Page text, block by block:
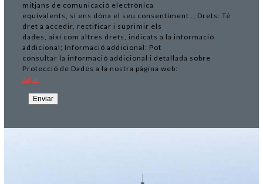
mitjans de comunicació electrònica
equivalents, si ens dóna el seu consentiment .; Drets: Té
dret a accedir, rectificar i suprimir els
dades, així com altres drets, indicats a la informació
addicional; Informació addicional: Pot
consultar la informació addicional i detallada sobre
Protecció de Dades a la nostra pàgina web:
Aquí